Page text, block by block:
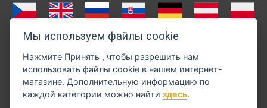
Оплату можно произвести через GoPay
Мы используем файлы cookie
Нажмите Принять , чтобы разрешить нам
использовать файлы cookie в нашем интернет-
магазине. Дополнительную информацию по
каждой категории можно найтиздесь.